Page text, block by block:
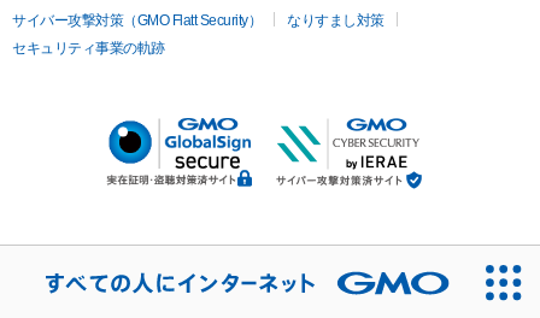
サイバー攻撃対策（GMO Flatt Security）
なりすまし対策
セキュリティ事業の軌跡